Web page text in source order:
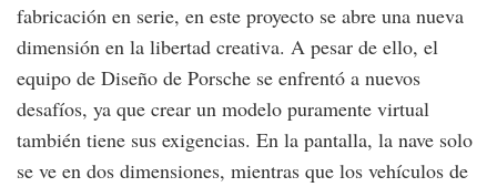
fabricación en serie, en este proyecto se abre una nueva
dimensión en la libertad creativa. A pesar de ello, el
equipo de Diseño de Porsche se enfrentó a nuevos
desafíos, ya que crear un modelo puramente virtual
también tiene sus exigencias. En la pantalla, la nave solo
se ve en dos dimensiones, mientras que los vehículos de